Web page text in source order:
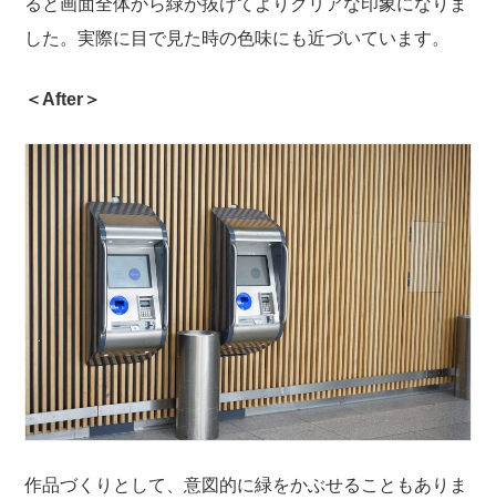
した。実際に目で見た時の色味にも近づいています。
＜After＞
作品づくりとして、意図的に緑をかぶせることもありま